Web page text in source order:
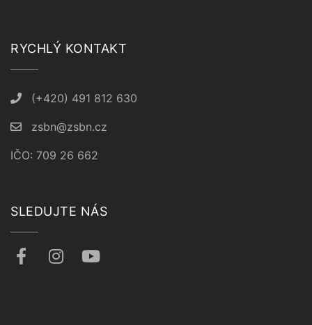
RYCHLÝ KONTAKT
(+420) 491 812 630
zsbn@zsbn.cz
IČO: 709 26 662
SLEDUJTE NÁS